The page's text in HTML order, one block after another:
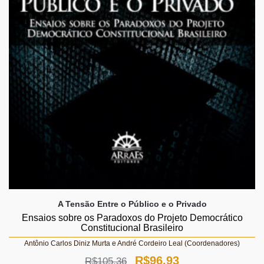
A Tensão Entre o Público e o Privado
Ensaios sobre os Paradoxos do Projeto Democrático
Constitucional Brasileiro
Antônio Carlos Diniz Murta e André Cordeiro Leal (Coordenadores)
R$105,36
O
R$96,93O